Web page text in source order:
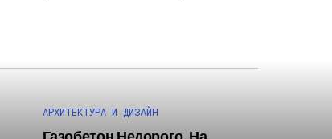
АРХИТЕКТУРА И ДИЗАЙН
Газобетон Недорого. На